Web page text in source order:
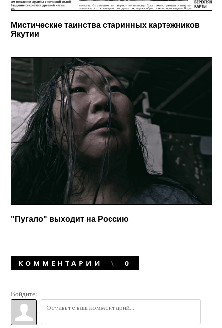
Мистические таинства старинных картежников
Якутии
"Пугало" выходит на Россию
КОММЕНТАРИИ 0
Войдите: